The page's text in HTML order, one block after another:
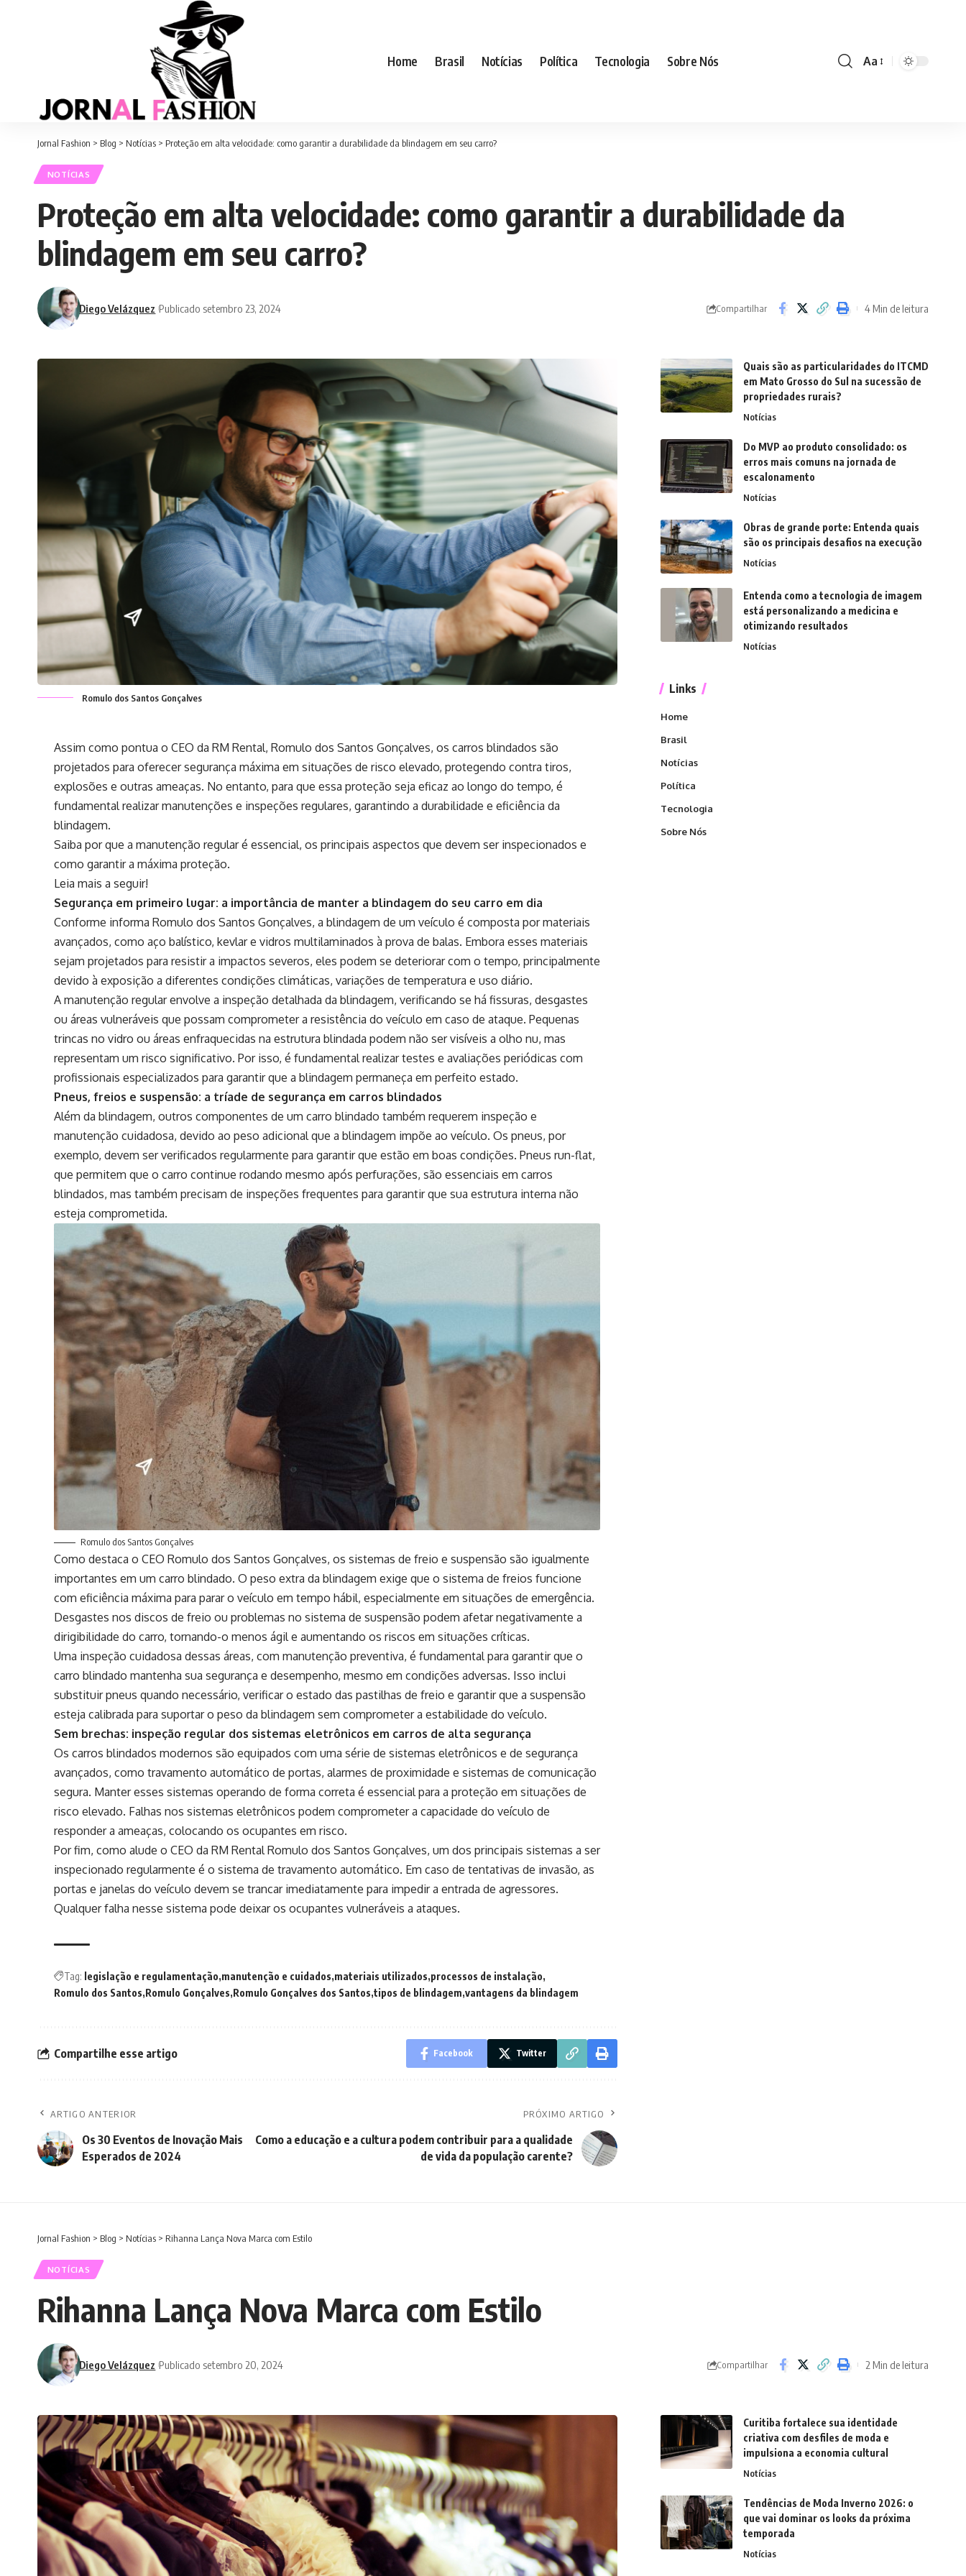
Home Brasil Notícias Política Tecnologia Sobre Nós Aa
Jornal Fashion > Blog > Notícias > Proteção em alta velocidade: como garantir a durabilidade da blindagem em seu carro?
NOTÍCIAS
Proteção em alta velocidade: como garantir a durabilidade da
blindagem em seu carro?
Diego Velázquez Publicado setembro 23, 2024 Compartilhar 4 Min de leitura
Romulo dos Santos Gonçalves
Assim como pontua o CEO da RM Rental,Romulo dos Santos Gonçalves, os carros blindados são
projetados para oferecer segurança máxima em situações de risco elevado, protegendo contra tiros,
explosões e outras ameaças. No entanto, para que essa proteção seja eficaz ao longo do tempo, é
fundamental realizar manutenções e inspeções regulares, garantindo a durabilidade e eficiência da
blindagem.
Saiba por que a manutenção regular é essencial, os principais aspectos que devem ser inspecionados e
como garantir a máxima proteção.
Leia mais a seguir!
Segurança em primeiro lugar: a importância de manter a blindagem do seu carro em dia
Conforme informa Romulo dos Santos Gonçalves, a blindagem de um veículo é composta por materiais
avançados, como aço balístico, kevlar e vidros multilaminados à prova de balas. Embora esses materiais
sejam projetados para resistir a impactos severos, eles podem se deteriorar com o tempo, principalmente
devido à exposição a diferentes condições climáticas, variações de temperatura e uso diário.
A manutenção regular envolve a inspeção detalhada da blindagem, verificando se há fissuras, desgastes
ou áreas vulneráveis que possam comprometer a resistência do veículo em caso de ataque. Pequenas
trincas no vidro ou áreas enfraquecidas na estrutura blindada podem não ser visíveis a olho nu, mas
representam um risco significativo. Por isso, é fundamental realizar testes e avaliações periódicas com
profissionais especializados para garantir que a blindagem permaneça em perfeito estado.
Pneus, freios e suspensão: a tríade de segurança em carros blindados
Além da blindagem, outros componentes de um carro blindado também requerem inspeção e
manutenção cuidadosa, devido ao peso adicional que a blindagem impõe ao veículo. Os pneus, por
exemplo, devem ser verificados regularmente para garantir que estão em boas condições. Pneus run-flat,
que permitem que o carro continue rodando mesmo após perfurações, são essenciais em carros
blindados, mas também precisam de inspeções frequentes para garantir que sua estrutura interna não
esteja comprometida.
Romulo dos Santos Gonçalves
Como destaca o CEO Romulo dos Santos Gonçalves, os sistemas de freio e suspensão são igualmente
importantes em um carro blindado. O peso extra da blindagem exige que o sistema de freios funcione
com eficiência máxima para parar o veículo em tempo hábil, especialmente em situações de emergência.
Desgastes nos discos de freio ou problemas no sistema de suspensão podem afetar negativamente a
dirigibilidade do carro, tornando-o menos ágil e aumentando os riscos em situações críticas.
Uma inspeção cuidadosa dessas áreas, com manutenção preventiva, é fundamental para garantir que o
carro blindado mantenha sua segurança e desempenho, mesmo em condições adversas. Isso inclui
substituir pneus quando necessário, verificar o estado das pastilhas de freio e garantir que a suspensão
esteja calibrada para suportar o peso da blindagem sem comprometer a estabilidade do veículo.
Sem brechas: inspeção regular dos sistemas eletrônicos em carros de alta segurança
Os carros blindados modernos são equipados com uma série de sistemas eletrônicos e de segurança
avançados, como travamento automático de portas, alarmes de proximidade e sistemas de comunicação
segura. Manter esses sistemas operando de forma correta é essencial para a proteção em situações de
risco elevado. Falhas nos sistemas eletrônicos podem comprometer a capacidade do veículo de
responder a ameaças, colocando os ocupantes em risco.
Por fim, como alude o CEO da RM Rental Romulo dos Santos Gonçalves, um dos principais sistemas a ser
inspecionado regularmente é o sistema de travamento automático. Em caso de tentativas de invasão, as
portas e janelas do veículo devem se trancar imediatamente para impedir a entrada de agressores.
Qualquer falha nesse sistema pode deixar os ocupantes vulneráveis a ataques.
Tag: legislação e regulamentação manutenção e cuidados materiais utilizados processos de instalação
Romulo dos Santos Romulo Gonçalves Romulo Gonçalves dos Santos tipos de blindagem vantagens da blindagem
Compartilhe esse artigo Facebook Twitter
ARTIGO ANTERIOR
Os 30 Eventos de Inovação Mais
Esperados de 2024
PRÓXIMO ARTIGO
Como a educação e a cultura podem contribuir para a qualidade
de vida da população carente?
Quais são as particularidades do ITCMD
em Mato Grosso do Sul na sucessão de
propriedades rurais?
Notícias
Do MVP ao produto consolidado: os
erros mais comuns na jornada de
escalonamento
Notícias
Obras de grande porte: Entenda quais
são os principais desafios na execução
Notícias
Entenda como a tecnologia de imagem
está personalizando a medicina e
otimizando resultados
Notícias
Links
Home
Brasil
Notícias
Política
Tecnologia
Sobre Nós
Jornal Fashion > Blog > Notícias > Rihanna Lança Nova Marca com Estilo
NOTÍCIAS
Rihanna Lança Nova Marca com Estilo
Diego Velázquez Publicado setembro 20, 2024 Compartilhar 2 Min de leitura
Curitiba fortalece sua identidade
criativa com desfiles de moda e
impulsiona a economia cultural
Notícias
Tendências de Moda Inverno 2026: o
que vai dominar os looks da próxima
temporada
Notícias